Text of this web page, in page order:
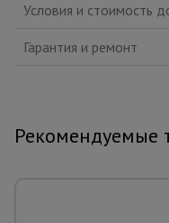
Условия и стоимость
Гарантия и ремонт
Рекомендуемые